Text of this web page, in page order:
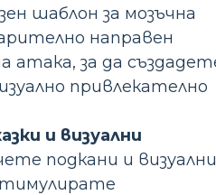
шаблон за мозъчна
направен
атака, за да
привлекателно
и визуални
подкани и визуални